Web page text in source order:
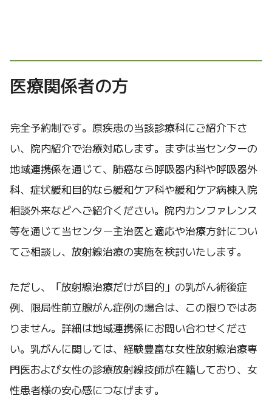
医療関係者の方
完全予約制です。原疾患の当該診療科にご紹介下さ
い、院内紹介で治療対応します。まずは当センターの
地域連携係を通じて、肺癌なら呼吸器内科や呼吸器外
科、症状緩和目的なら緩和ケア科や緩和ケア病棟入院
相談外来などへご紹介ください。院内カンファレンス
等を通じて当センター主治医と適応や治療方針につい
てご相談し、放射線治療の実施を検討いたします。
ただし、「放射線治療だけが目的」の乳がん術後症
例、限局性前立腺がん症例の場合は、この限りではあ
りません。詳細は地域連携係にお問い合わせくださ
い。乳がんに関しては、経験豊富な女性放射線治療専
門医および女性の診療放射線技師が在籍しており、女
性患者様の安心感につなげます。